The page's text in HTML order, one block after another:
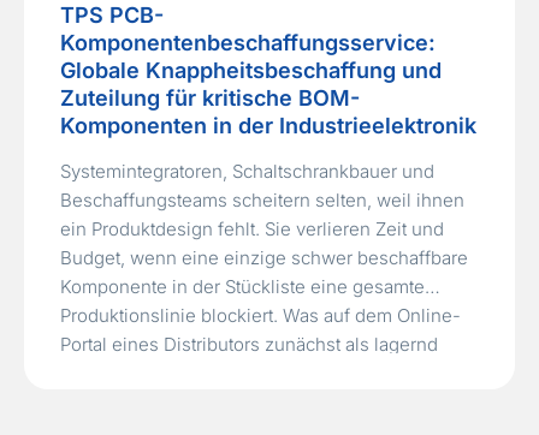
TPS PCB-
Komponentenbeschaffungsservice:
Globale Knappheitsbeschaffung und
Zuteilung für kritische BOM-
Komponenten in der Industrieelektronik
Systemintegratoren, Schaltschrankbauer und
Beschaffungsteams scheitern selten, weil ihnen
ein Produktdesign fehlt. Sie verlieren Zeit und
Budget, wenn eine einzige schwer beschaffbare
Komponente in der Stückliste eine gesamte
Produktionslinie blockiert. Was auf dem Online-
Portal eines Distributors zunächst als lagernd